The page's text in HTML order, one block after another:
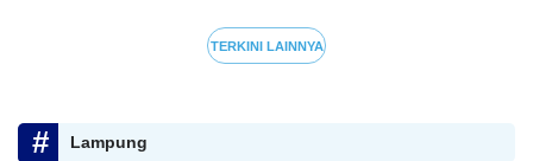
TERKINI LAINNYA
Lampung